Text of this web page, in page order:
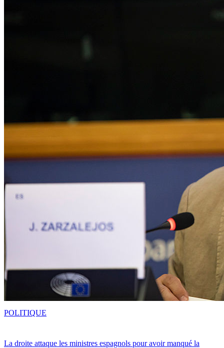
La droite attaque les ministres espagnols pour avoir manqué la
POLITIQUE